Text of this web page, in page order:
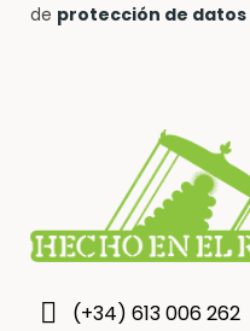
de protección de datos
(+34) 613 006 262